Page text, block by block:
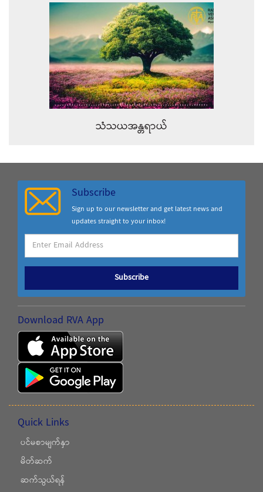
သံသယအန္တရာယ်
Subscribe
Sign up to our newsletter and get latest news and
updates straight to your inbox!
Subscribe
Download RVA App
Quick Links
ပင်မစာမျက်နှာ
မိတ်ဆက်
ဆက်သွယ်ရန်